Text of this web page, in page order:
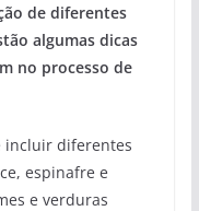
de diferentes
algumas dicas
no processo de
incluir diferentes
espinafre e
e verduras